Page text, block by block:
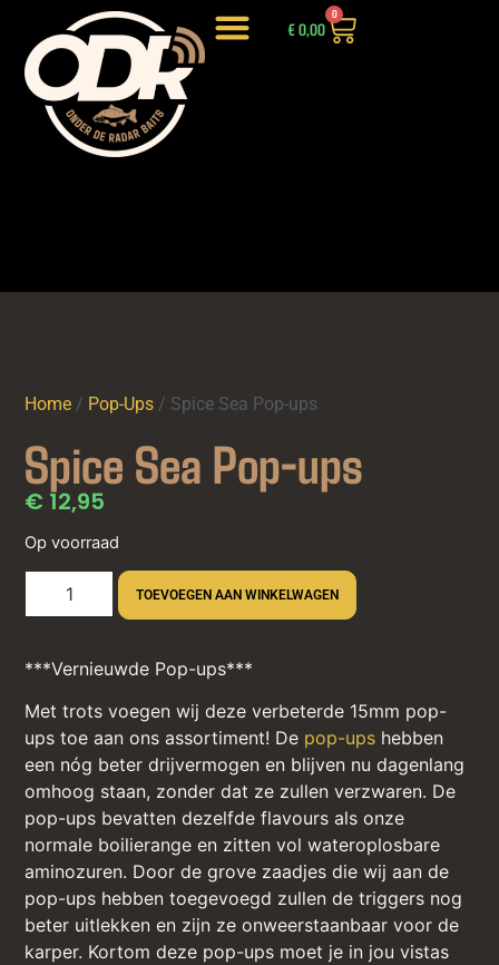
€0,00
0
Home / Pop-Ups / Spice Sea Pop-ups
Spice Sea Pop-ups
€ 12,95
Op voorraad
TOEVOEGEN AAN WINKELWAGEN
***Vernieuwde Pop-ups***
Met trots voegen wij deze verbeterde 15mm pop-
ups toe aan ons assortiment! De pop-ups hebben
een nóg beter drijvermogen en blijven nu dagenlang
omhoog staan, zonder dat ze zullen verzwaren. De
pop-ups bevatten dezelfde flavours als onze
normale boilierange en zitten vol wateroplosbare
aminozuren. Door de grove zaadjes die wij aan de
pop-ups hebben toegevoegd zullen de triggers nog
beter uitlekken en zijn ze onweerstaanbaar voor de
karper. Kortom deze pop-ups moet je in jou vistas